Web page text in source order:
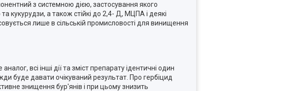
з системною дією, застосування якого
кукурудзи, а також стійкі до 2,4- Д, МЦПА і деякі
лише в сільській промисловості для винищення
всі інші дії та зміст препарату ідентичні один
буде давати очікуваний результат. Про гербіцид
знищення бур'янів і при цьому знизить